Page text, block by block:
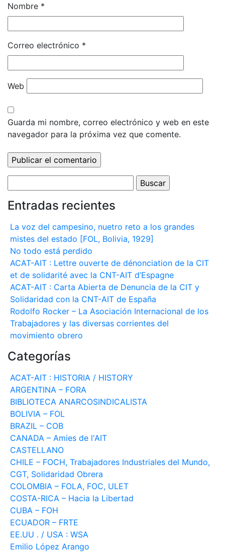
Nombre *
Correo electrónico *
Web
Guarda mi nombre, correo electrónico y web en este
navegador para la próxima vez que comente.
Entradas recientes
La voz del campesino, nuetro reto a los grandes
mistes del estado [FOL, Bolivia, 1929]
No todo está perdido
ACAT-AIT : Lettre ouverte de dénonciation de la CIT
et de solidarité avec la CNT-AIT d’Espagne
ACAT-AIT : Carta Abierta de Denuncia de la CIT y
Solidaridad con la CNT-AIT de España
Rodolfo Rocker – La Asociación Internacional de los
Trabajadores y las diversas corrientes del
movimiento obrero
Categorías
ACAT-AIT : HISTORIA / HISTORY
ARGENTINA – FORA
BIBLIOTECA ANARCOSINDICALISTA
BOLIVIA – FOL
BRAZIL – COB
CANADA – Amies de l'AIT
CASTELLANO
CHILE – FOCH, Trabajadores Industriales del Mundo,
CGT, Solidaridad Obrera
COLOMBIA – FOLA, FOC, ULET
COSTA-RICA – Hacia la Libertad
CUBA – FOH
ECUADOR – FRTE
EE.UU . / USA : WSA
Emilio López Arango